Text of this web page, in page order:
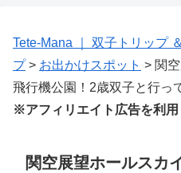
Tete-Mana ｜ 双子トリップ
プ> お出かけスポット > 関
飛行機公園！2歳双子と行っ
※アフィリエイト広告を利用
関空展望ホールスカ